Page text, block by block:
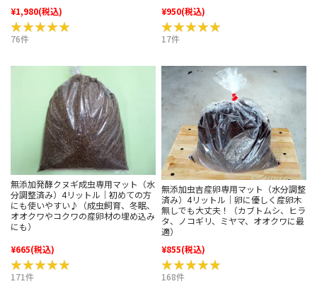
¥1,980(税込)
★★★★★
★★★★★
76件
¥950(税込)
★★★★★
★★★★★
17件
無添加発酵クヌギ成虫専用マット（水
分調整済み）4リットル｜初めての方
にも使いやすい♪（成虫飼育、冬眠、
オオクワやコクワの産卵材の埋め込み
にも）
¥665(税込)
★★★★★
★★★★★
171件
無添加虫吉産卵専用マット（水分調整
済み）4リットル｜卵に優しく産卵木
無しでも大丈夫！（カブトムシ、ヒラ
タ、ノコギリ、ミヤマ、オオクワに最
適）
¥855(税込)
★★★★★
★★★★★
168件